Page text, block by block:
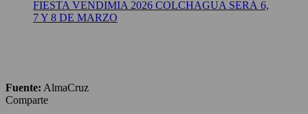
FIESTA VENDIMIA 2026 COLCHAGUA SERÁ 6,
7 Y 8 DE MARZO
Fuente: AlmaCruz
Comparte